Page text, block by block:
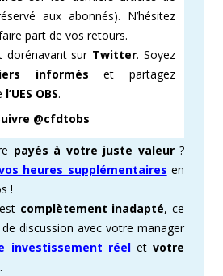
aux abonnés). N’hésitez
part de vos retours.
dorénavant sur Twitter. Soyez
informés et partagez
l’UES OBS.
@cfdtobs
payés à votre juste valeur?
heures supplémentaires en
!
complètement inadapté, ce
discussion avec votre manager
investissement réeletvotre
.